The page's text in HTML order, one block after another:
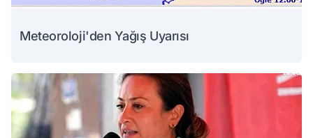
Meteoroloji'den Yağış Uyarısı